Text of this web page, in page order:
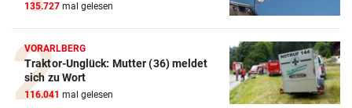
135.727 mal gelesen
VORARLBERG
Traktor-Unglück: Mutter (36) meldet
sich zu Wort
116.041 mal gelesen
ZUM VERGLEICH
Crosstrainer Vergleich
ZUM VERGLEICH
E-Bike Vergleich